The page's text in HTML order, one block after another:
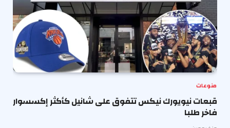
منوعات
قبعات نيويورك نيكس تتفوق على شانيل كأكثر إكسسوار
فاخر طلبا